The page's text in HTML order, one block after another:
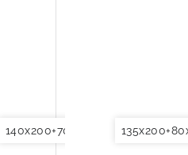
40x80cm Obliečky na
155x200+80x80cm Obliečky
140x200+70x90cm